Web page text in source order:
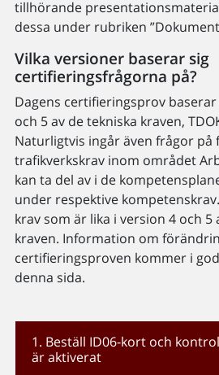
tillhörande
dessa under rubriken
Vilka versioner baserar sig
certifieringsfrågorna på?
Dagens certifieringsprov
och 5 av de tekniska kraven,
Naturligtvis ingår även frågor
trafikverkskrav inom området
kan ta del av i de
under respektive
krav som är lika i version 4 och 5
kraven. Information om
certifieringsproven kommer i
denna sida.
1. Beställ ID06-kort och
är aktiverat